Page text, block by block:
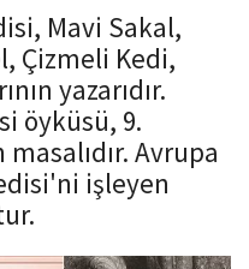
Mavi Sakal,
Çizmeli Kedi,
yazarıdır.
öyküsü, 9.
Avrupa
işleyen